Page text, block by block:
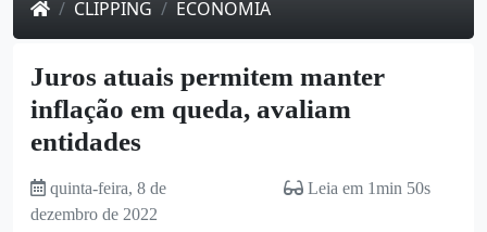
CLIPPING ECONOMIA
Juros atuais permitem manter
inflação em queda, avaliam
entidades
quinta-feira, 8 de
dezembro de 2022
Leia em 1min 50s